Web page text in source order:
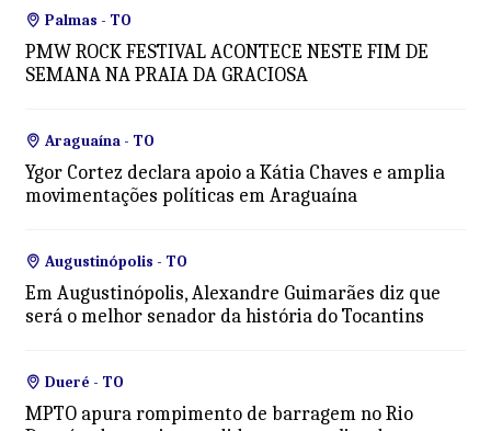
Palmas - TO
PMW ROCK FESTIVAL ACONTECE NESTE FIM DE
SEMANA NA PRAIA DA GRACIOSA
Araguaína - TO
Ygor Cortez declara apoio a Kátia Chaves e amplia
movimentações políticas em Araguaína
Augustinópolis - TO
Em Augustinópolis, Alexandre Guimarães diz que
será o melhor senador da história do Tocantins
Dueré - TO
MPTO apura rompimento de barragem no Rio